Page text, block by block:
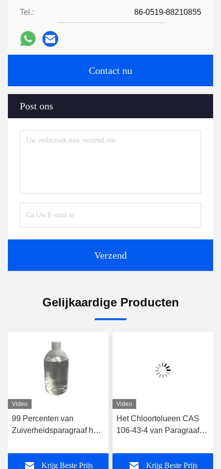
Tel.: 86-0519-88210855
Contact nu
Post ons
Verzend
Gelijkaardige Producten
Video
99 Percenten van
Zuiverheidsparagraaf het
4
Krijg Beste Prijs
Video
Het Chloortolueen CAS
106-43-4 van Paragraaf
verfstoftussenpersonen
Krijg Beste Prijs